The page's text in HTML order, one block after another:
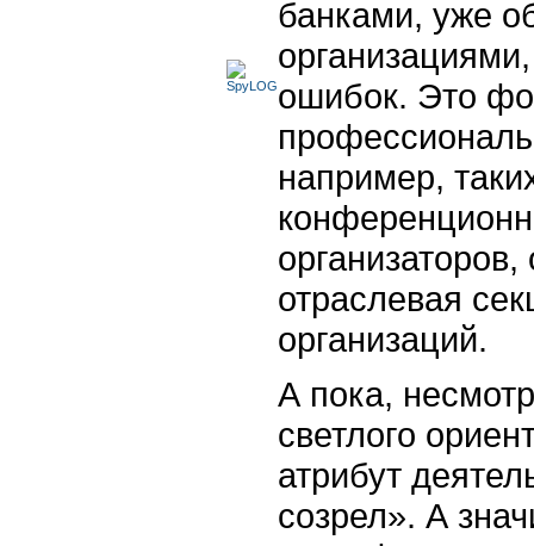
банками, уже
ошибок. Это
например,
отраслевая
организаций.
А пока,
светлого
атрибут
созрел». А